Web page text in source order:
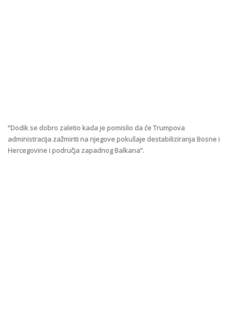
“Dodik se dobro zaletio kada je pomislio da će Trumpova
administracija zažmiriti na njegove pokušaje destabiliziranja Bosne i
Hercegovine i područja zapadnog Balkana”.